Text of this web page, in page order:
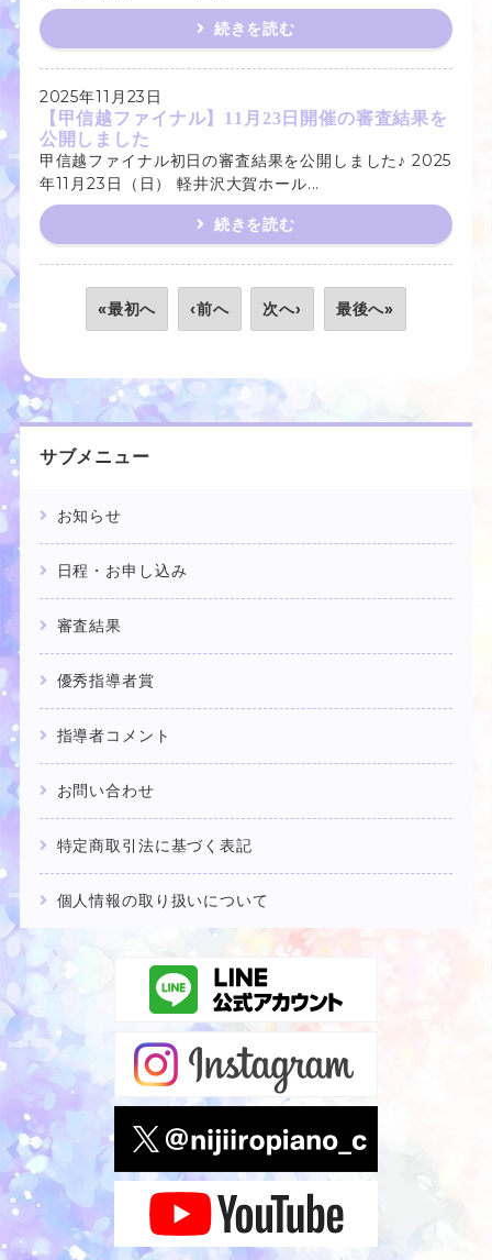
続きを読む
2025年11月23日
【甲信越ファイナル】11月23日開催の審査結果を
公開しました
甲信越ファイナル初日の審査結果を公開しました♪ 2025
年11月23日（日） 軽井沢大賀ホール...
続きを読む
«最初へ ‹前へ 次へ› 最後へ»
サブメニュー
お知らせ
日程・お申し込み
審査結果
優秀指導者賞
指導者コメント
お問い合わせ
特定商取引法に基づく表記
個人情報の取り扱いについて